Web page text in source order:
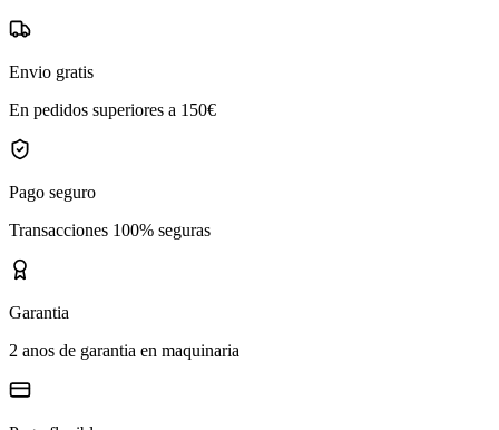
Envio gratis
En pedidos superiores a 150€
Pago seguro
Transacciones 100% seguras
Garantia
2 anos de garantia en maquinaria